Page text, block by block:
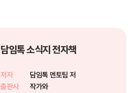
담임톡 소식지 전자책
저자
담임톡 멘토팀 저
출판사
작가와